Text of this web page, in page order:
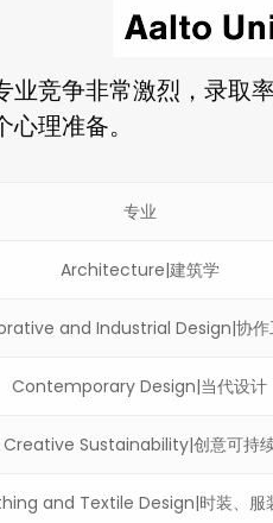
业竞争非常激烈，录取
理准备。
专业
Architecture|建筑学
and Industrial Design|协作
Contemporary Design|当代设计
Creative Sustainability|创意可持
and Textile Design|时装、服